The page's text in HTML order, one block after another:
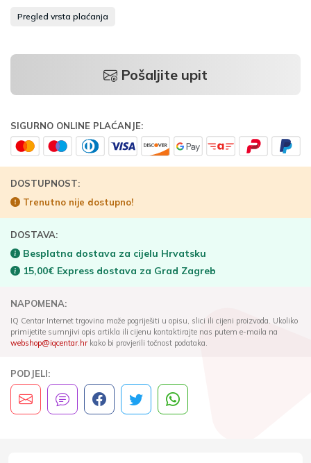
Pregled vrsta plaćanja
Pošaljite upit
SIGURNO ONLINE PLAĆANJE:
DOSTUPNOST:
Trenutno nije dostupno!
DOSTAVA:
Besplatna dostava za cijelu Hrvatsku
15,00€ Express dostava za Grad Zagreb
NAPOMENA:
IQ Centar Internet trgovina može pogriješiti u opisu, slici ili cijeni proizvoda. Ukoliko
primijetite sumnjivi opis artikla ili cijenu kontaktirajte nas putem e-maila na
webshop@iqcentar.hrkako bi provjerili točnost podataka.
PODJELI: